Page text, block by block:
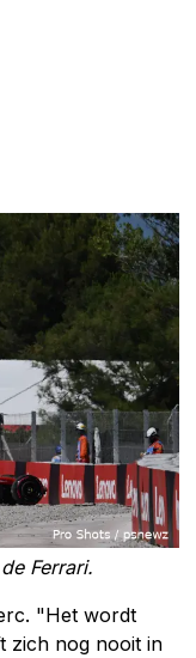
Ferrari.
"Het wordt
zich nog nooit in